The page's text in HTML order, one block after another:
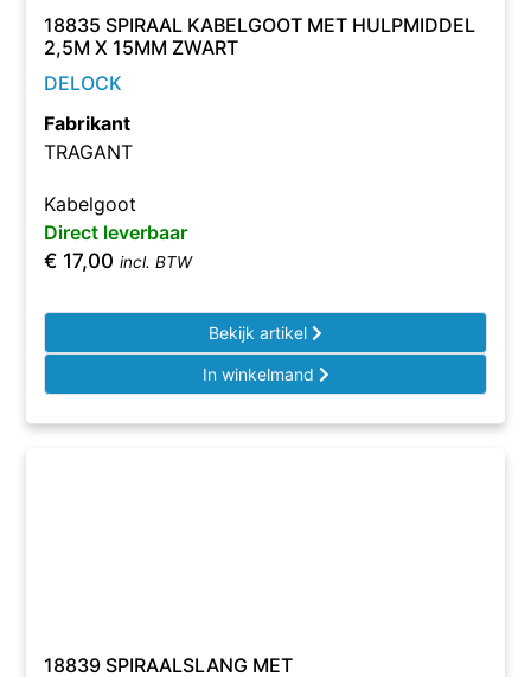
18835 SPIRAAL KABELGOOT MET HULPMIDDEL
2,5M X 15MM ZWART
DELOCK
Fabrikant
TRAGANT
Kabelgoot
Direct leverbaar
€ 17,00 incl. BTW
Bekijk artikel
In winkelmand
18839 SPIRAALSLANG MET